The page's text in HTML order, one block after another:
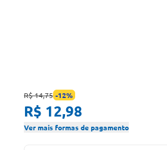
R$ 14,75 -12%
R$ 12,98
Ver mais formas de pagamento